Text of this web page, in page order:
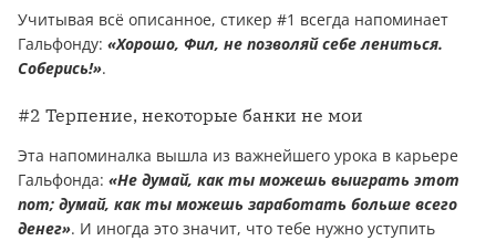
Учитывая всё описанное, стикер #1 всегда напоминает
Гальфонду: «Хорошо, Фил, не позволяй себе лениться.
Соберись!».
#2 Терпение, некоторые банки не мои
Эта напоминалка вышла из важнейшего урока в карьере
Гальфонда: «Не думай, как ты можешь выиграть этот
пот; думай, как ты можешь заработать больше всего
денег». И иногда это значит, что тебе нужно уступить